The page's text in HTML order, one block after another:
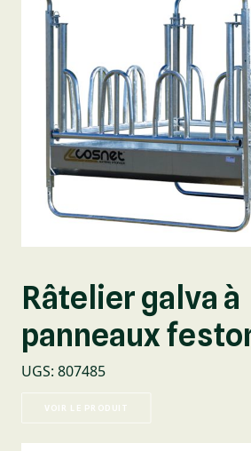
Râtelier galva à
panneaux
UGS: 807485
VOIR LE PRODUIT